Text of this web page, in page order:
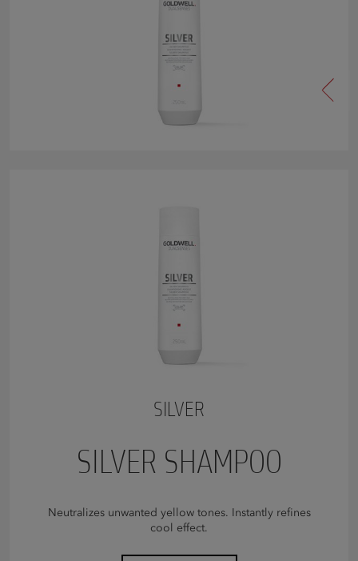
SILVER
SILVER SHAMPOO
Neutralizes unwanted yellow tones. Instantly refines
cool effect.